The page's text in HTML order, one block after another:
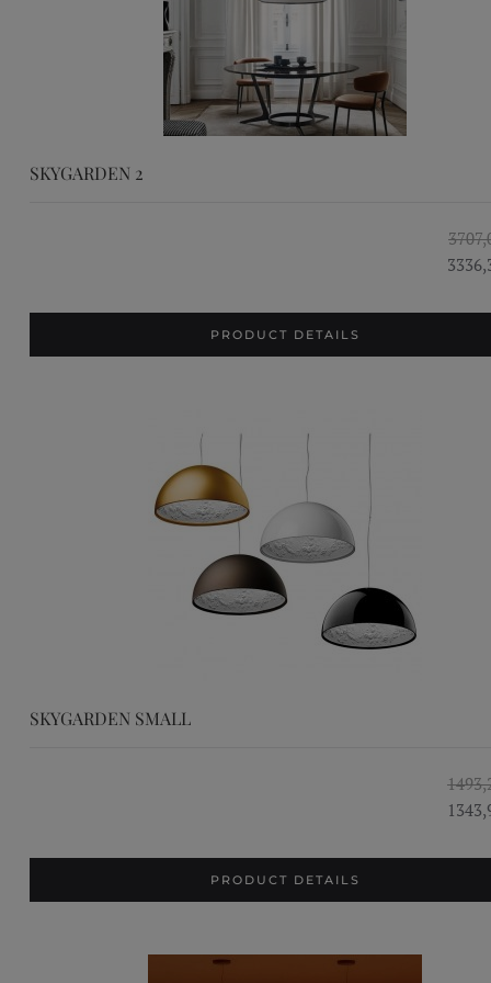
SKYGARDEN 2
PRODUCT DETAILS
SKYGARDEN SMALL
PRODUCT DETAILS